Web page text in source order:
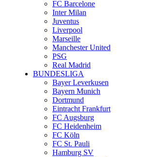
FC Barcelone
Inter Milan
Juventus
Liverpool
Marseille
Manchester United
PSG
Real Madrid
BUNDESLIGA
Bayer Leverkusen
Bayern Munich
Dortmund
Eintracht Frankfurt
FC Augsburg
FC Heidenheim
FC Köln
FC St. Pauli
Hamburg SV